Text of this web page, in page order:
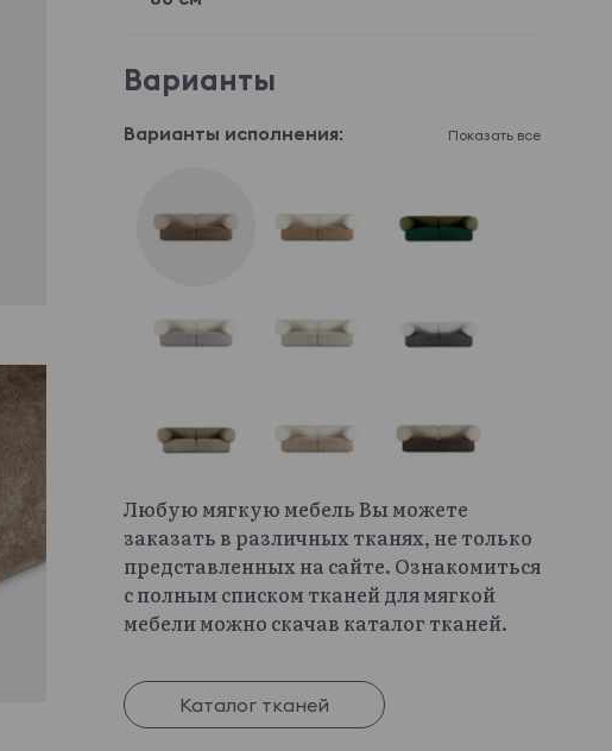
Варианты
Варианты исполнения: Показать все
Любую мягкую мебель Вы можете
заказать в различных тканях, не только
представленных на сайте. Ознакомиться
с полным списком тканей для мягкой
мебели можно скачав каталог тканей.
Каталог тканей